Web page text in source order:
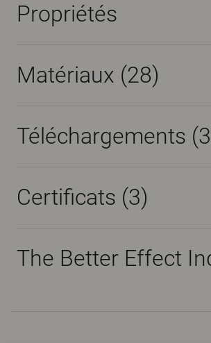
Propriétés
Matériaux (28)
Téléchargements (3
Certificats (3)
The Better Effect